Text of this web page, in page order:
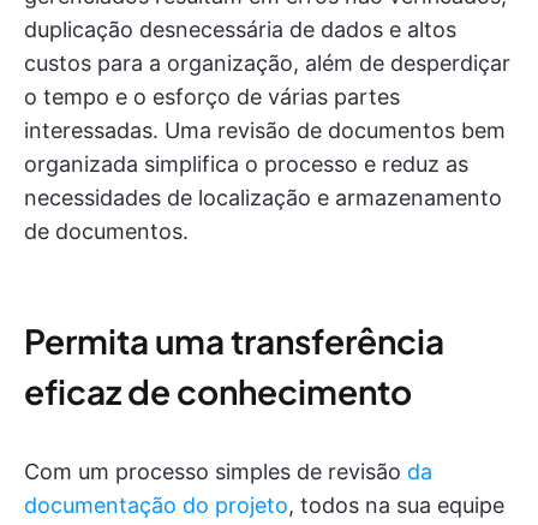
duplicação desnecessária de dados e altos
custos para a organização, além de desperdiçar
o tempo e o esforço de várias partes
interessadas. Uma revisão de documentos bem
organizada simplifica o processo e reduz as
necessidades de localização e armazenamento
de documentos.
Permita uma transferência
eficaz de conhecimento
Com um processo simples de revisão da
documentação do projeto, todos na sua equipe